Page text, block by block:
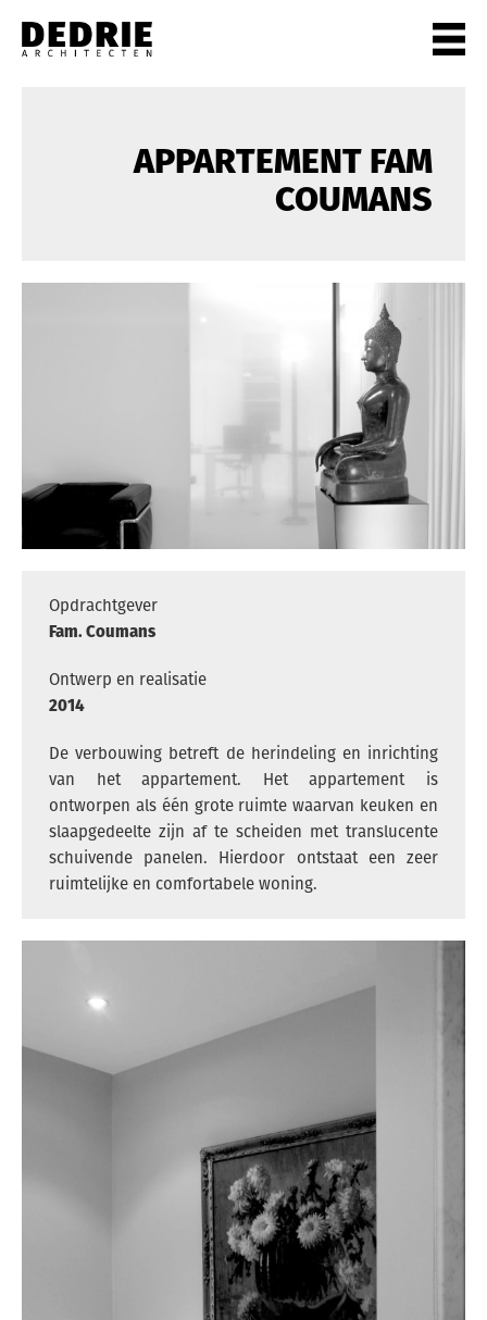
APPARTEMENT FAM
COUMANS
Opdrachtgever
Fam. Coumans
Ontwerp en realisatie
2014
De verbouwing betreft de herindeling en inrichting
van het appartement. Het appartement is
ontworpen als één grote ruimte waarvan keuken en
slaapgedeelte zijn af te scheiden met translucente
schuivende panelen. Hierdoor ontstaat een zeer
ruimtelijke en comfortabele woning.
ALLE
PARTICULIEREN
KANTOREN
WONEN
WINKELS
STADSCENTRA
ARCHITECTEN
VACATURES
ENGLISH
INSTAGRAM